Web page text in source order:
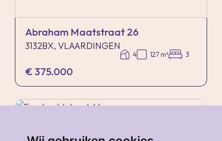
Abraham Maatstraat 26
3132BX, VLAARDINGEN
4 127 m² 3
€ 375.000